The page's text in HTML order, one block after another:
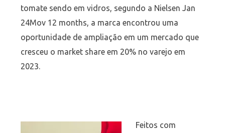
tomate sendo em vidros, segundo a Nielsen Jan
24Mov 12 months, a marca encontrou uma
oportunidade de ampliação em um mercado que
cresceu o market share em 20% no varejo em
2023.
Feitos com